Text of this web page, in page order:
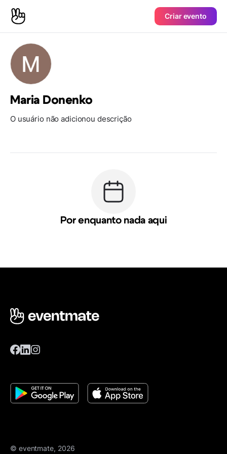
Criar evento
Maria Donenko
O usuário não adicionou descrição
Por enquanto nada aqui
© eventmate, 2026